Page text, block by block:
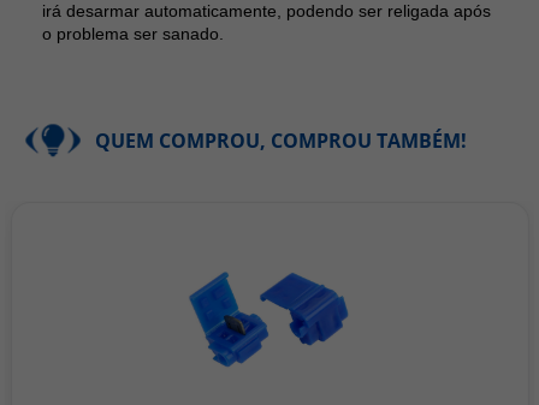
irá desarmar automaticamente, podendo ser religada após
o problema ser sanado.
QUEM COMPROU, COMPROU TAMBÉM!